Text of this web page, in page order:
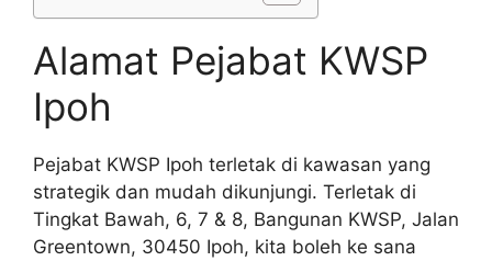
Alamat Pejabat KWSP
Ipoh
Pejabat KWSP Ipoh terletak di kawasan yang
strategik dan mudah dikunjungi. Terletak di
Tingkat Bawah, 6, 7 & 8, Bangunan KWSP, Jalan
Greentown, 30450 Ipoh, kita boleh ke sana